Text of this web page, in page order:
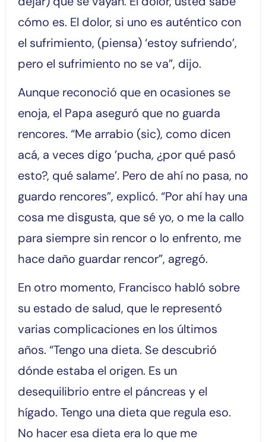
cómo es. El dolor, si uno es auténtico con
el sufrimiento, (piensa) ‘estoy sufriendo’,
pero el sufrimiento no se va”, dijo.
Aunque reconoció que en ocasiones se
enoja, el Papa aseguró que no guarda
rencores. “Me arrabio (sic), como dicen
acá, a veces digo ’pucha, ¿por qué pasó
esto?, qué salame’. Pero de ahí no pasa, no
guardo rencores”, explicó. “Por ahí hay una
cosa me disgusta, que sé yo, o me la callo
para siempre sin rencor o lo enfrento, me
hace daño guardar rencor”, agregó.
En otro momento, Francisco habló sobre
su estado de salud, que le representó
varias complicaciones en los últimos
años. “Tengo una dieta. Se descubrió
dónde estaba el origen. Es un
desequilibrio entre el páncreas y el
hígado. Tengo una dieta que regula eso.
No hacer esa dieta era lo que me